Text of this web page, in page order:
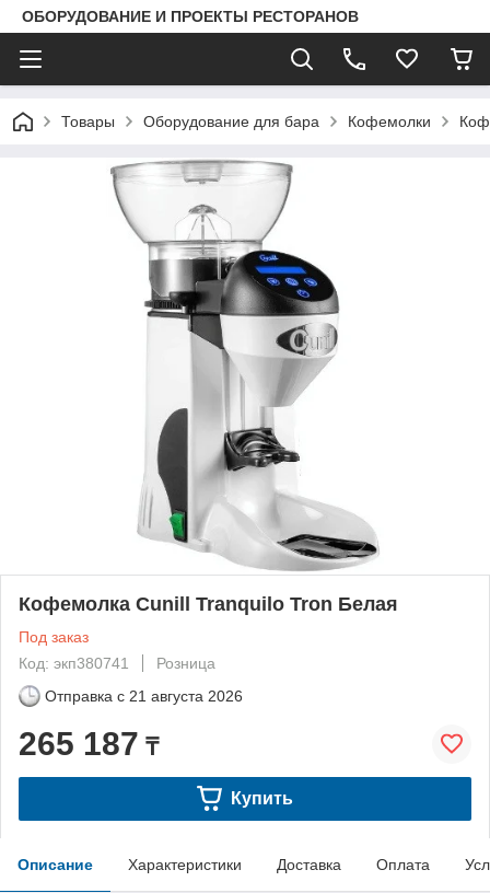
ОБОРУДОВАНИЕ И ПРОЕКТЫ РЕСТОРАНОВ
Товары Оборудование для бара Кофемолки
Кофемолка Cunill Tranquilo Tron Белая
Под заказ
Код: экп380741
Розница
Отправка с 21 августа 2026
265 187 ₸
Купить
Описание Характеристики Доставка Оплата